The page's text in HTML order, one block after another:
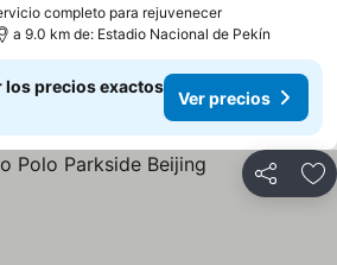
completo para rejuvenecer
a 9.0 km de: Estadio Nacional de Pekín
los precios exactos
Ver precios
Compartir